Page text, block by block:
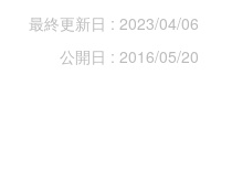
最終更新日 : 2023/04/06
公開日 : 2016/05/20